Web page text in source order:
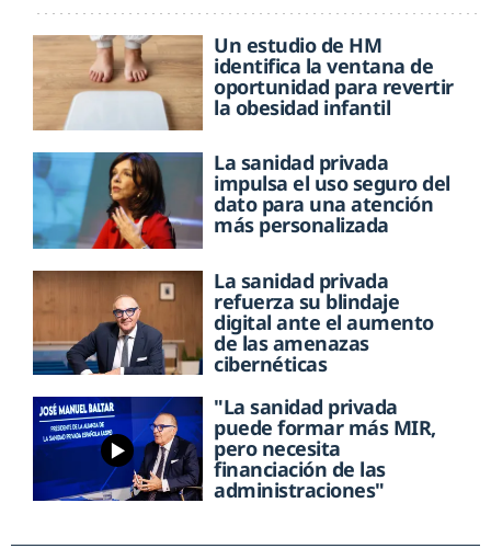
Un estudio de HM
identifica la ventana de
oportunidad para revertir
la obesidad infantil
La sanidad privada
impulsa el uso seguro del
dato para una atención
más personalizada
La sanidad privada
refuerza su blindaje
digital ante el aumento
de las amenazas
cibernéticas
"La sanidad privada
puede formar más MIR,
pero necesita
financiación de las
administraciones"